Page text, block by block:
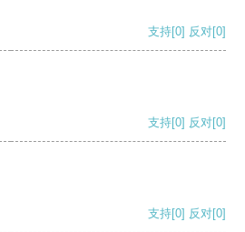
支持[0] 反对[0]
支持[0] 反对[0]
支持[0] 反对[0]